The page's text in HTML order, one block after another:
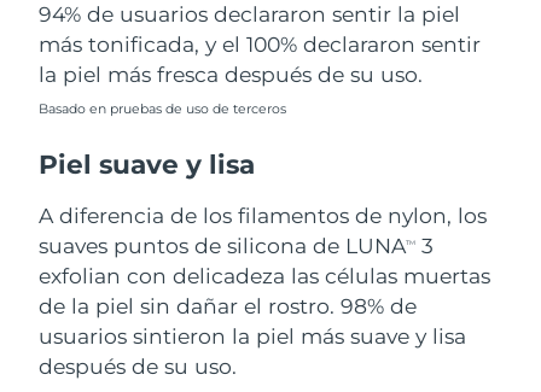
94% de usuarios declararon sentir la piel
más tonificada, y el 100% declararon sentir
la piel más fresca después de su uso.
Basado en pruebas de uso de terceros
Piel suave y lisa
A diferencia de los filamentos de nylon, los
suaves puntos de silicona de LUNATM
3
exfolian con delicadeza las células muertas
de la piel sin dañar el rostro. 98% de
usuarios sintieron la piel más suave y lisa
después de su uso.
Estados Unidos Entrega prevista8/9/26
Uzbekistán Entrega prevista